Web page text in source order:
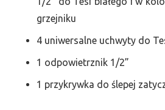
grzejniku
4 uniwersalne uchwyty do
1 odpowietrznik 1/2”
1 przykrywka do ślepej